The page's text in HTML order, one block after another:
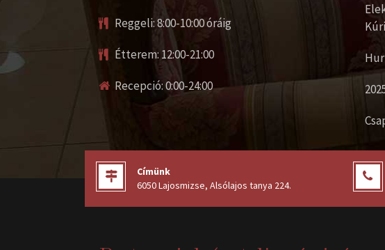
Reggeli: 8:00-10:00 óráig
Étterem: 12:00-21:00
Recepció: 0:00-24:00
Címünk
6050 Lajosmizse, Alsólajos tanya 224.